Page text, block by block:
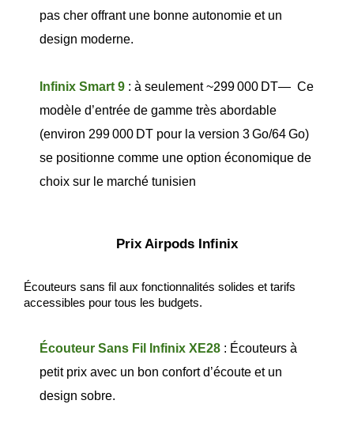
pas cher offrant une bonne autonomie et un
design moderne.
Infinix Smart 9 : à seulement ~299 000 DT—  Ce
modèle d’entrée de gamme très abordable
(environ 299 000 DT pour la version 3 Go/64 Go)
se positionne comme une option économique de
choix sur le marché tunisien
Prix Airpods Infinix
Écouteurs sans fil aux fonctionnalités solides et tarifs
accessibles pour tous les budgets.
Écouteur Sans Fil Infinix XE28 : Écouteurs à
petit prix avec un bon confort d’écoute et un
design sobre.